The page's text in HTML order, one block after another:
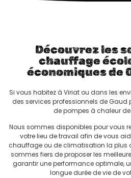
Découvrez les
chauffage
économiques de
Si vous habitez à Viriat ou dans les
des services professionnels de Gaud
de pompes à chaleur
Nous sommes disponibles pour vous
votre lieu de travail afin de vous
chauffage ou de climatisation la plus
sommes fiers de proposer les
garantir une performance optimale,
longue durée de vie de